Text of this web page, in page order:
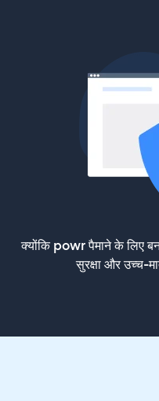
क्योंकि powr पैमाने के लिए
सुरक्षा और उच्च-